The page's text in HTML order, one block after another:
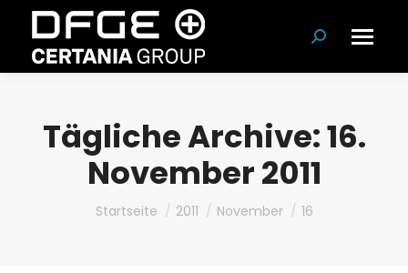
Suchen:
Tägliche Archive:16.
November 2011
Du bist hier:
Startseite 2011 November 16